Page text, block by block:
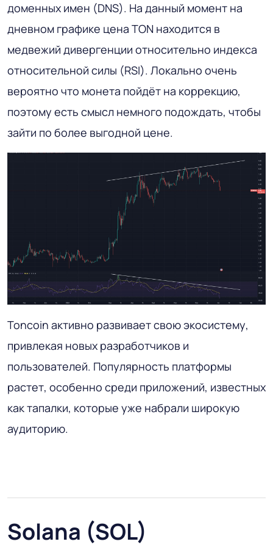
доменных имен (DNS). На данный момент на
дневном графике цена TON находится в
медвежий дивергенции относительно индекса
относительной силы (RSI). Локально очень
вероятно что монета пойдёт на коррекцию,
поэтому есть смысл немного подождать, чтобы
зайти по более выгодной цене.
Toncoin активно развивает свою экосистему,
привлекая новых разработчиков и
пользователей. Популярность платформы
растет, особенно среди приложений, известных
как тапалки, которые уже набрали широкую
аудиторию.
Solana (SOL)